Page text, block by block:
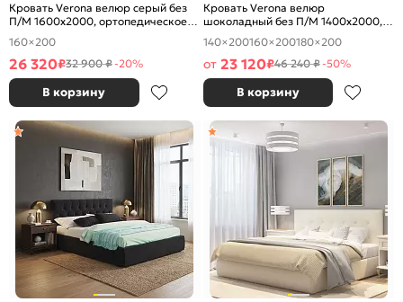
Кровать Verona велюр серый без
П/М 1600x2000, ортопедическое
основание, изголовье мягкое
160×200
26 320₽32 900 ₽-20%
В корзину
Кровать Verona велюр
шоколадный без П/М 1400x2000,
ортопедическое основание,
изголовье мягкое
140×200160×200180×200
от 23 120₽46 240 ₽-50%
В корзину